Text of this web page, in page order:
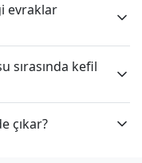
evraklar
sırasında kefil
çıkar?